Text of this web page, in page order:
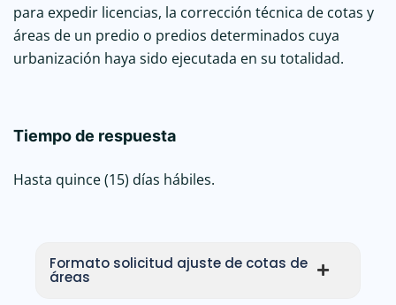
para expedir licencias, la corrección técnica de cotas y
áreas de un predio o predios determinados cuya
urbanización haya sido ejecutada en su totalidad.
Tiempo de respuesta
Hasta quince (15) días hábiles.
Formato solicitud ajuste de cotas de
áreas